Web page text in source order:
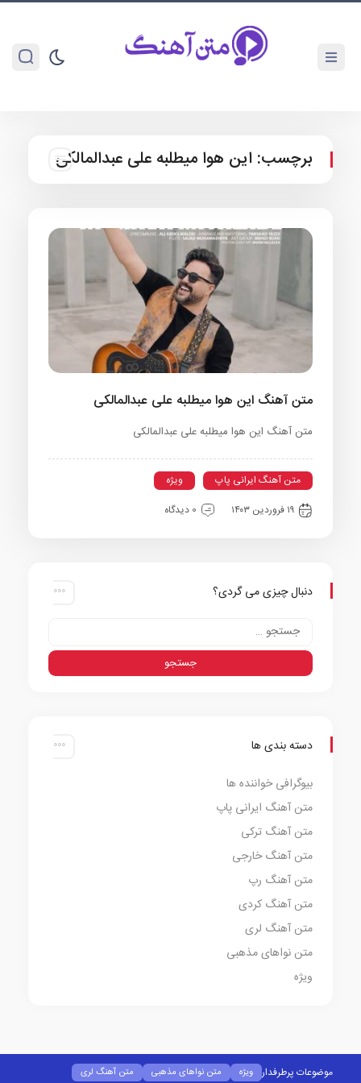
برچسب: این هوا میطلبه علی عبدالمالکی
متن آهنگ این هوا میطلبه علی عبدالمالکی
متن آهنگ این هوا میطلبه علی عبدالمالکی
متن آهنگ ایرانی پاپ
ویژه
۱۹ فروردین ۱۴۰۳
0 دیدگاه
دنبال چیزی می گردی؟
دسته بندی ها
بیوگرافی خواننده ها
متن آهنگ ایرانی پاپ
متن آهنگ ترکی
متن آهنگ خارجی
متن آهنگ رپ
متن آهنگ کردی
متن آهنگ لری
متن نواهای مذهبی
ویژه
موضوعات پرطرفدار ویژه متن نواهای مذهبی متن آهنگ لری